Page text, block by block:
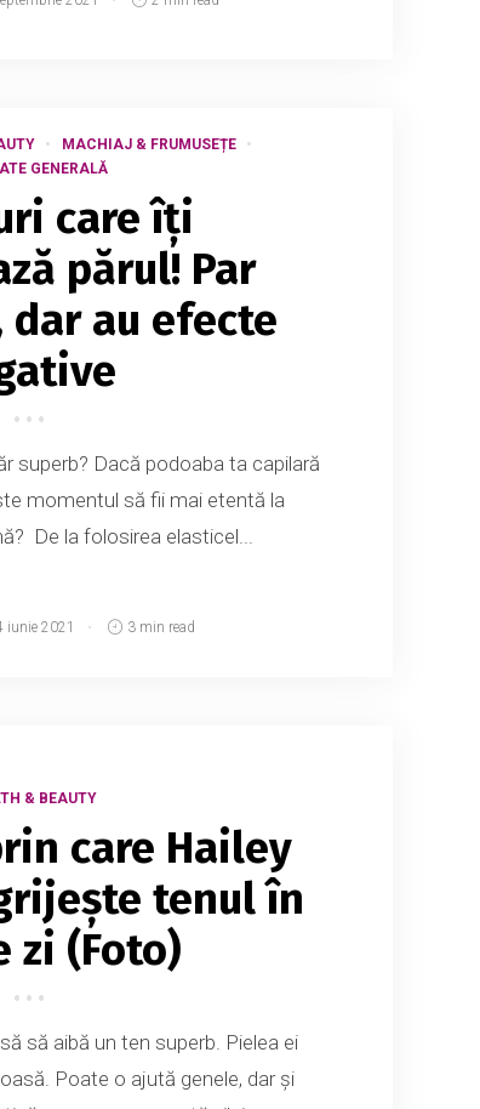
MACHIAJ & FRUMUSEȚE
GENERALĂ
care îți
părul! Par
au efecte
superb? Dacă podoaba ta capilară
momentul să fii mai etentă la
De la folosirea elasticel...
iunie 2021 3 min read
& BEAUTY
care Hailey
tenul în
zi (Foto)
să aibă un ten superb. Pielea ei
Poate o ajută genele, dar și